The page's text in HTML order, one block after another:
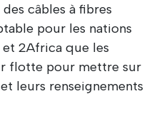
câbles à fibres
pour les nations
et 2Africa que les
flotte pour mettre sur
leurs renseignements